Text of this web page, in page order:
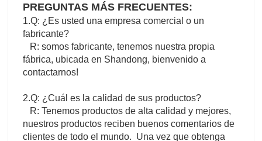
PREGUNTAS MÁS FRECUENTES:
1.Q: ¿Es usted una empresa comercial o un
fabricante?
R: somos fabricante, tenemos nuestra propia
fábrica, ubicada en Shandong, bienvenido a
contactarnos!
2.Q: ¿Cuál es la calidad de sus productos?
R: Tenemos productos de alta calidad y mejores,
nuestros productos reciben buenos comentarios de
clientes de todo el mundo. Una vez que obtenga